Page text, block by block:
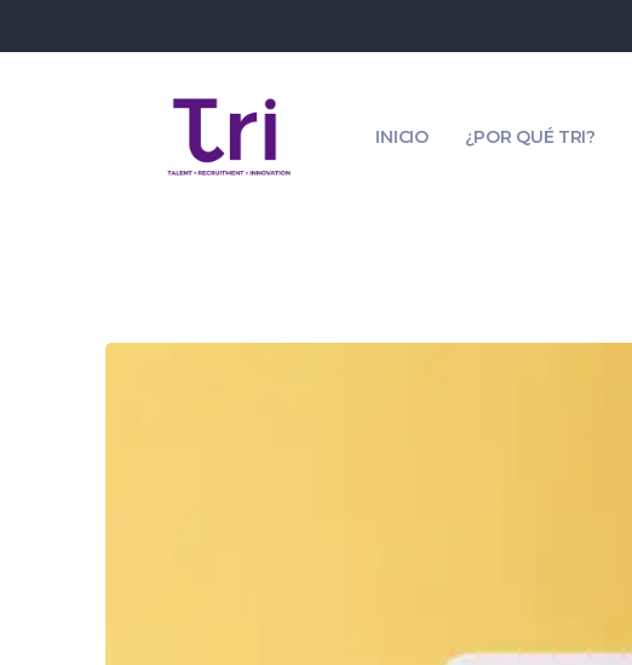
INICIO ¿POR QUÉ TRI?